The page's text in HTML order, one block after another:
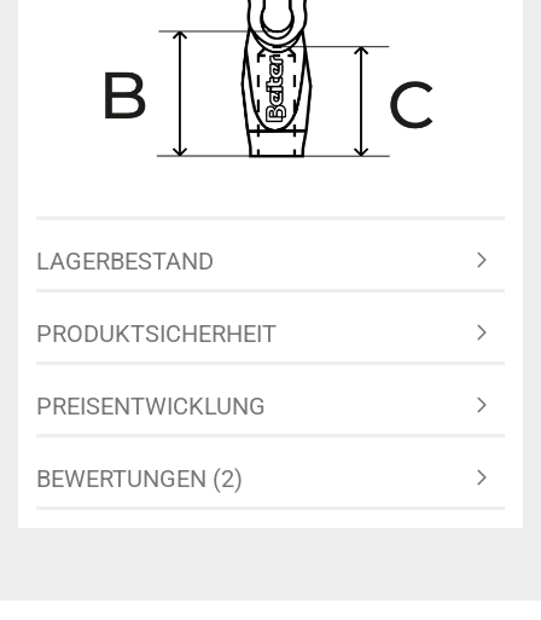
LAGERBESTAND
PRODUKTSICHERHEIT
PREISENTWICKLUNG
BEWERTUNGEN (2)